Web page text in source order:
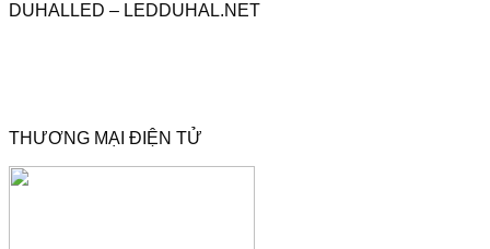
DUHALLED – LEDDUHAL.NET
THƯƠNG MẠI ĐIỆN TỬ